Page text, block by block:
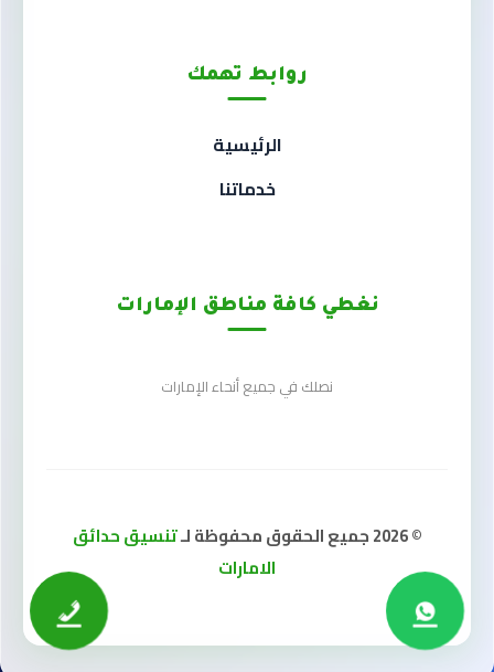
روابط تهمك
الرئيسية
خدماتنا
نغطي كافة مناطق الإمارات
نصلك في جميع أنحاء الإمارات
© 2026 جميع الحقوق محفوظة لـ
تنسيق حدائق
الامارات